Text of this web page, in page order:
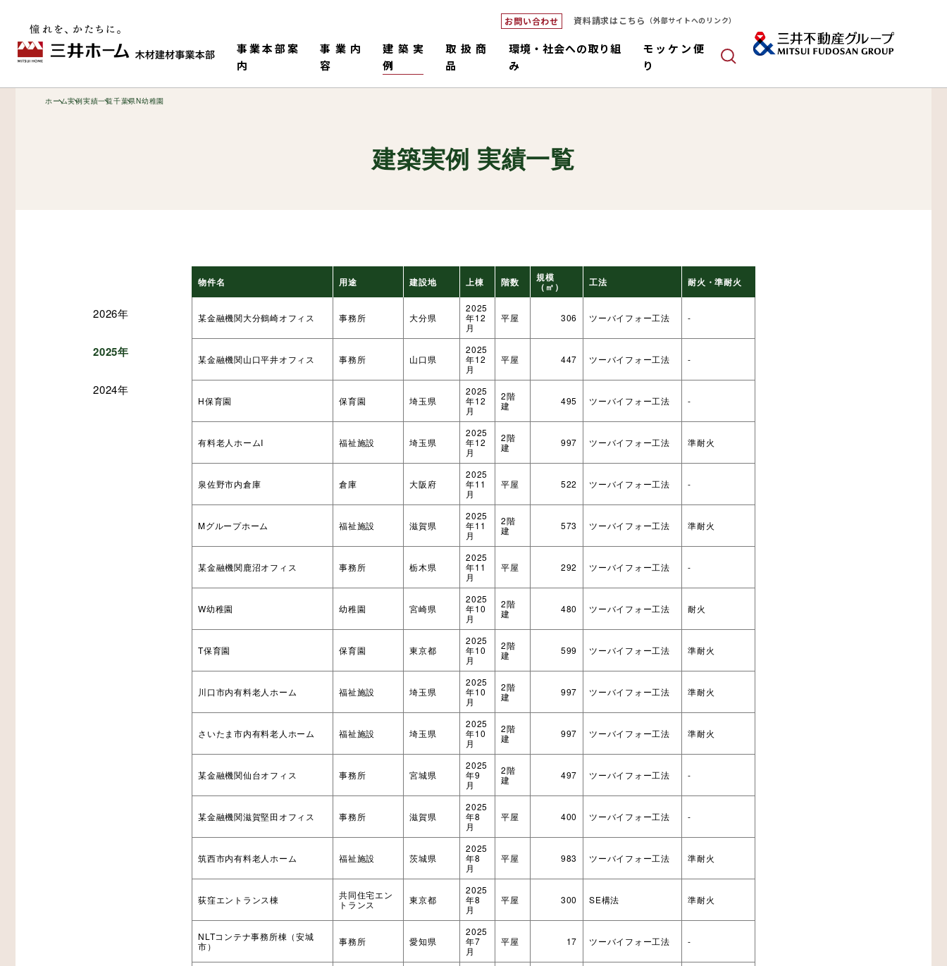
お問い合わせ 資料請求はこちら （外部サイトへのリンク）
事業本部案
内
事業本部情報 販売・施工 設計・積算
生産・物流
事業内
容
構造材 国産材 中大規模木造
木造倉庫・木造店舗 木造畜舎 造作材・設備機器・二重床
建築実
例
老健・児童施設 倉庫・工場・店舗 畜舎
その他 ダブルシールドパネル
取扱商
品
M-HR工法（木造でつくるピロ
ティ）
コネックトラス ダブルシールドパネル
タイダウンシステム
「ロッドマン」
環境・社会への取り組
み
モッケン便
り
ホーム実例実績一覧千葉県N幼稚園
建築実例 実績一覧
2026年
2025年
2024年
物件名 用途 建設地 上棟 階数 規模
（㎡） 工法 耐火・準耐火
某金融機関大分鶴崎オフィス 事務所 大分県
2025
年12
月
平屋 306 ツーバイフォー工法 -
某金融機関山口平井オフィス 事務所 山口県
2025
年12
月
平屋 447 ツーバイフォー工法 -
H保育園 保育園 埼玉県
2025
年12
月
2階
建
495 ツーバイフォー工法 -
有料老人ホームI 福祉施設 埼玉県
2025
年12
月
2階
建
997 ツーバイフォー工法 準耐火
泉佐野市内倉庫 倉庫 大阪府
2025
年11
月
平屋 522 ツーバイフォー工法 -
Mグループホーム 福祉施設 滋賀県
2025
年11
月
2階
建
573 ツーバイフォー工法 準耐火
某金融機関鹿沼オフィス 事務所 栃木県
2025
年11
月
平屋 292 ツーバイフォー工法 -
W幼稚園 幼稚園 宮崎県
2025
年10
月
2階
建
480 ツーバイフォー工法 耐火
T保育園 保育園 東京都
2025
年10
月
2階
建
599 ツーバイフォー工法 準耐火
川口市内有料老人ホーム 福祉施設 埼玉県
2025
年10
月
2階
建
997 ツーバイフォー工法 準耐火
さいたま市内有料老人ホーム 福祉施設 埼玉県
2025
年10
月
2階
建
997 ツーバイフォー工法 準耐火
某金融機関仙台オフィス 事務所 宮城県
2025
年9
月
2階
建
497 ツーバイフォー工法 -
某金融機関滋賀堅田オフィス 事務所 滋賀県
2025
年8
月
平屋 400 ツーバイフォー工法 -
筑西市内有料老人ホーム 福祉施設 茨城県
2025
年8
月
平屋 983 ツーバイフォー工法 準耐火
荻窪エントランス棟
共同住宅エン
トランス
東京都
2025
年8
月
平屋 300 SE構法 準耐火
NLTコンテナ事務所棟（安城
市）
事務所 愛知県
2025
年7
月
平屋 17 ツーバイフォー工法 -